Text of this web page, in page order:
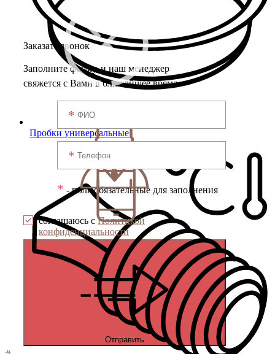
Пробки универсальные
Заказать звонок
Заполните форму, и наш менеджер
свяжется с Вами в ближайшее время
* - поля обязательные для заполнения
соглашаюсь сПолитикой
конфиденциальности
Отправить